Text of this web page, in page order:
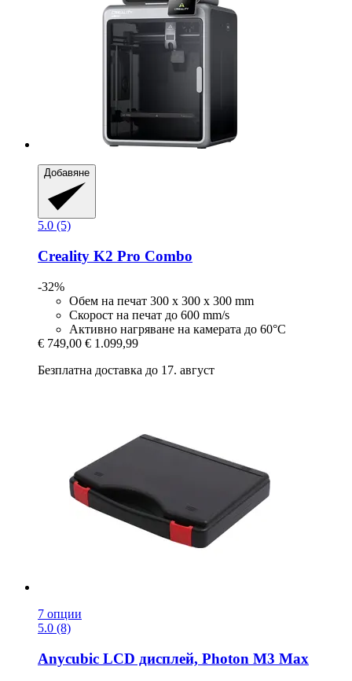
Добавяне
5.0 (5)
Creality K2 Pro Combo
-32%
Обем на печат 300 x 300 x 300 mm
Скорост на печат до 600 mm/s
Активно нагряване на камерата до 60°C
€ 749,00 € 1.099,99
Безплатна доставка до 17. август
7 опции
5.0 (8)
Anycubic LCD дисплей, Photon M3 Max